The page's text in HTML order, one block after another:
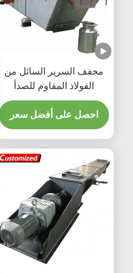
مجفف السرير السائل من
الفولاذ المقاوم للصدأ
المخصص 300 كيلوغرام /
ساعة لإنتاجية عالية في
معالجة الأغذية والكيماويات
احصل على أفضل سعر